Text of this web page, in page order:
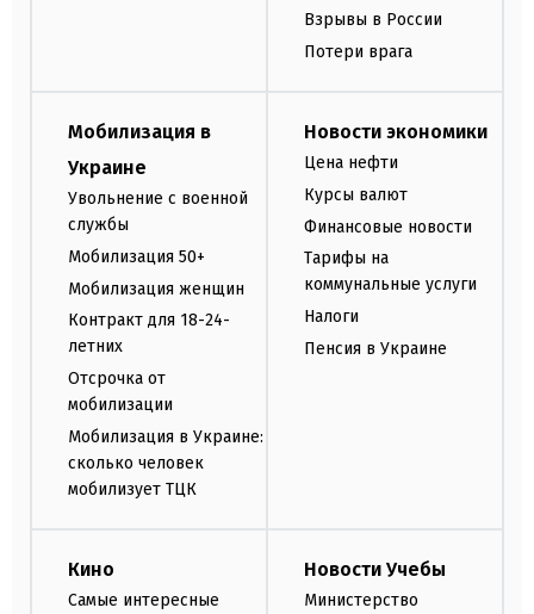
Взрывы в России
Потери врага
Мобилизация в
Украине
Увольнение с военной
службы
Мобилизация 50+
Мобилизация женщин
Контракт для 18-24-
летних
Отсрочка от
мобилизации
Мобилизация в Украине:
сколько человек
мобилизует ТЦК
Новости экономики
Цена нефти
Курсы валют
Финансовые новости
Тарифы на
коммунальные услуги
Налоги
Пенсия в Украине
Кино
Самые интересные
Новости Учебы
Министерство